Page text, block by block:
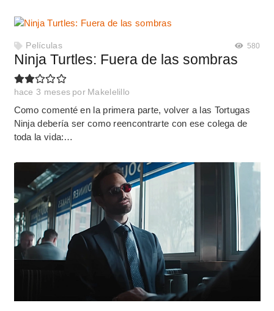
Películas 580
Ninja Turtles: Fuera de las sombras
hace 3 meses por Makelelillo
Como comenté en la primera parte, volver a las Tortugas
Ninja debería ser como reencontrarte con ese colega de
toda la vida:…